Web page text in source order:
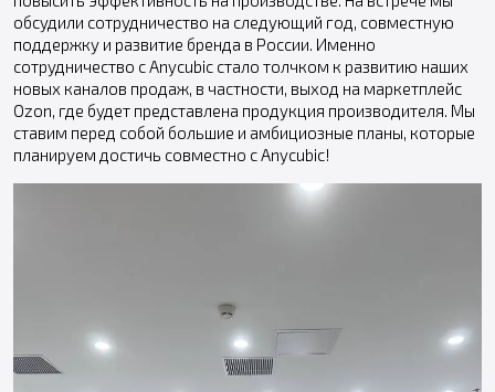
обсудили сотрудничество на следующий год, совместную
поддержку и развитие бренда в России. Именно
сотрудничество с Anycubic стало толчком к развитию наших
новых каналов продаж, в частности, выход на маркетплейс
Ozon, где будет представлена продукция производителя. Мы
ставим перед собой большие и амбициозные планы, которые
планируем достичь совместно с Anycubic!